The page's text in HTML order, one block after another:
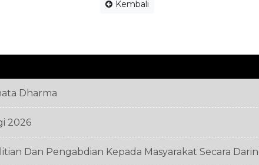
Kembali
Dharma
2026
Dan Pengabdian Kepada Masyarakat Secara